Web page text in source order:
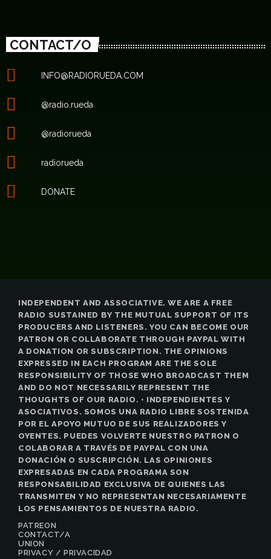
CONTACT/O
INFO@RADIORUEDA.COM
@radio.rueda
@radiorueda
radiorueda
DONATE
INDEPENDENT AND ASSOCIATIVE. WE ARE A FREE
RADIO SUSTAINED BY THE MUTUAL SUPPORT OF ITS
PRODUCERS AND LISTENERS. YOU CAN BECOME OUR
PATRON OR COLLABORATE THROUGH PAYPAL WITH
A DONATION OR SUBSCRIPTION. THE OPINIONS
EXPRESSED IN EACH PROGRAM ARE THE SOLE
RESPONSIBILITY OF THOSE WHO BROADCAST THEM
AND DO NOT NECESSARILY REPRESENT THE
THOUGHTS OF OUR RADIO. • INDEPENDIENTES Y
ASOCIATIVOS. SOMOS UNA RADIO LIBRE SOSTENIDA
POR EL APOYO MUTUO DE SUS REALIZADORES Y
OYENTES. PUEDES VOLVERTE NUESTRO PATRON O
COLABORAR A TRAVÉS DE PAYPAL CON UNA
DONACIÓN O SUSCRIPCIÓN. LAS OPINIONES
EXPRESADAS EN CADA PROGRAMA SON
RESPONSABILIDAD EXCLUSIVA DE QUIENES LAS
TRANSMITEN Y NO REPRESENTAN NECESARIAMENTE
LOS PENSAMIENTOS DE NUESTRA RADIO.
PATREON
CONTACT/A
UNION
PRIVACY / PRIVACIDAD